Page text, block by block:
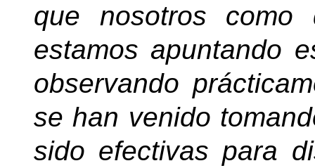
que nosotros como
estamos apuntando
observando
se han venido
sido efectivas para